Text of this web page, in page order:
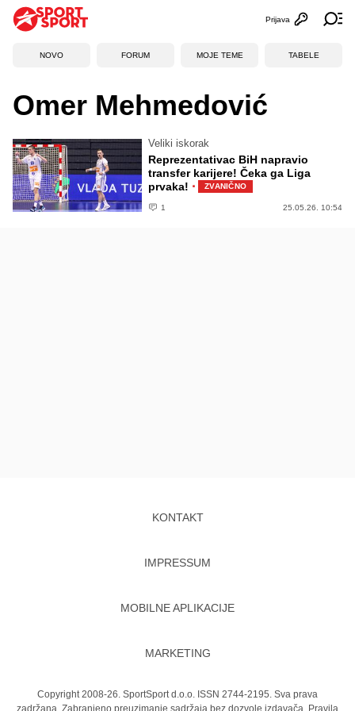
Otvori
Prijava
NOVO FORUM MOJE TEME TABELE
Omer Mehmedović
Veliki iskorak
Reprezentativac BiH napravio
transfer karijere! Čeka ga Liga
prvaka! · ZVANIČNO
1 25.05.26. 10:54
KONTAKT
IMPRESSUM
MOBILNE APLIKACIJE
MARKETING
Copyright 2008-26. SportSport d.o.o. ISSN 2744-2195. Sva prava
zadržana. Zabranjeno preuzimanje sadržaja bez dozvole izdavača.
Pravila